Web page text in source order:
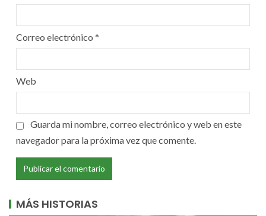
Correo electrónico *
Web
Guarda mi nombre, correo electrónico y web en este
navegador para la próxima vez que comente.
MÁS HISTORIAS